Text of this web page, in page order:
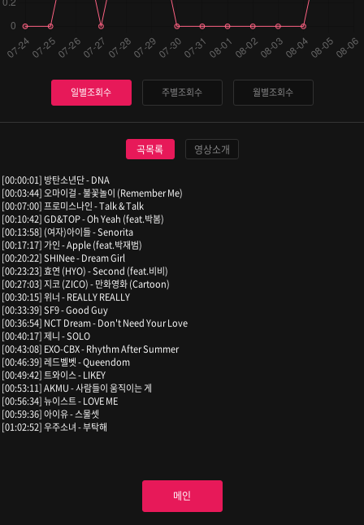
일별조회수 주별조회수 월별조회수
곡목록 영상소개
[00:00:01] 방탄소년단 - DNA
[00:03:44] 오마이걸 - 불꽃놀이 (Remember Me)
[00:07:00] 프로미스나인 - Talk & Talk
[00:10:42] GD&TOP - Oh Yeah (feat.박봄)
[00:13:58] (여자)아이들 - Senorita
[00:17:17] 가인 - Apple (feat.박재범)
[00:20:22] SHINee - Dream Girl
[00:23:23] 효연 (HYO) - Second (feat.비비)
[00:27:03] 지코 (ZICO) - 만화영화 (Cartoon)
[00:30:15] 위너 - REALLY REALLY
[00:33:39] SF9 - Good Guy
[00:36:54] NCT Dream - Don't Need Your Love
[00:40:17] 제니 - SOLO
[00:43:08] EXO-CBX - Rhythm After Summer
[00:46:39] 레드벨벳 - Queendom
[00:49:42] 트와이스 - LIKEY
[00:53:11] AKMU - 사람들이 움직이는 게
[00:56:34] 뉴이스트 - LOVE ME
[00:59:36] 아이유 - 스물셋
[01:02:52] 우주소녀 - 부탁해
메인